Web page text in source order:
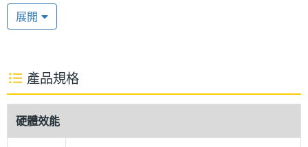
高 120Hz 螢幕更新率，同時提供 60Hz 與 120Hz 兩
檔更新率可選擇。具備低藍光護眼模式，其他還有睡
可能減輕低光環境下對眼睛的負擔。
未來星軌外型
OPPO Reno12 F 5G (12GB/256GB) 導入未來星軌外
展開
產品規格
硬體效能